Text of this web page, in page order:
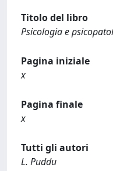
Titolo del libro
Psicologia e
Pagina iniziale
x
Pagina finale
x
Tutti gli autori
L. Puddu